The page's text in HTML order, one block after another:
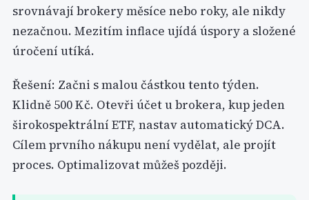
srovnávají brokery měsíce nebo roky, ale nikdy
nezačnou. Mezitím inflace ujídá úspory a složené
úročení utíká.
Řešení: Začni s malou částkou tento týden.
Klidně 500 Kč. Otevři účet u brokera, kup jeden
širokospektrální ETF, nastav automatický DCA.
Cílem prvního nákupu není vydělat, ale projít
proces. Optimalizovat můžeš později.